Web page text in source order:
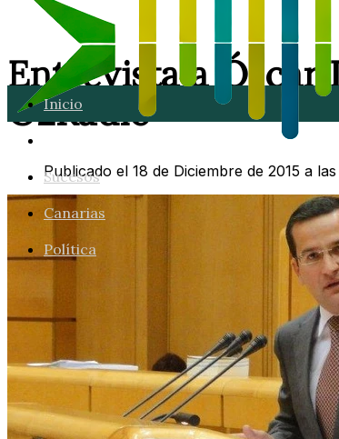
Inicio
Sucesos
Canarias
Política
Entrevista a Óscar
O2Radio
Publicado el 18 de Diciembre de 2015 a